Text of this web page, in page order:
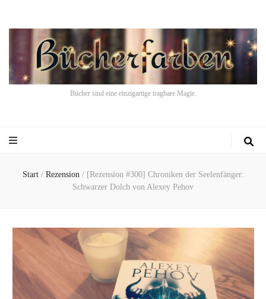
Bücher sind eine einzigartige tragbare Magie.
Start / Rezension / [Rezension #300] Chroniken der Seelenfänger:
Schwarzer Dolch von Alexey Pehov